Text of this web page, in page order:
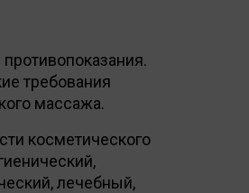
требования
массажа.
косметического
лечебный,